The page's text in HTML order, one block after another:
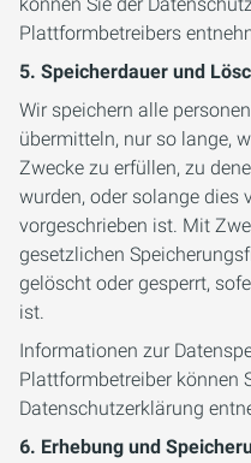
Plattformbetreibers
5. Speicherdauer und
Wir speichern alle
übermitteln, nur so lange,
Zwecke zu erfüllen, zu
wurden, oder solange dies
vorgeschrieben ist. Mit
gesetzlichen
gelöscht oder gesperrt,
ist.
Informationen zur
Plattformbetreiber können
Datenschutzerklärung
6. Erhebung und